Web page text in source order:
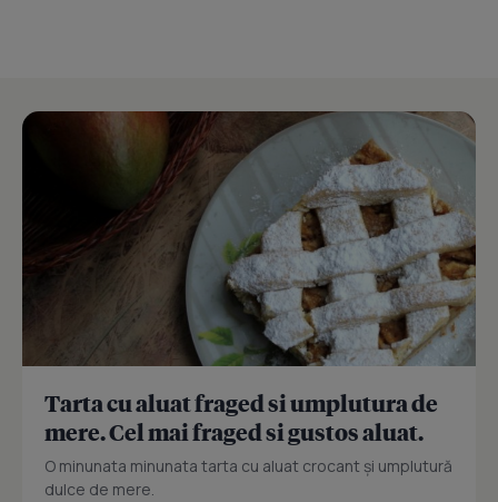
Tarta cu aluat fraged si umplutura de
mere. Cel mai fraged si gustos aluat.
O minunata minunata tarta cu aluat crocant și umplutură
dulce de mere.